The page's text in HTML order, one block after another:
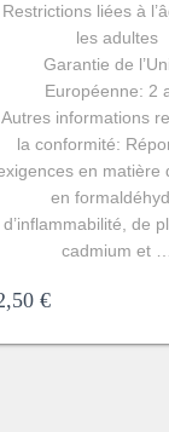
Restrictions liées à
les adultes
Garantie de
Européenne: 2
Autres informations
la conformité:
en matière
en
d’inflammabilité, de
cadmium et …
€